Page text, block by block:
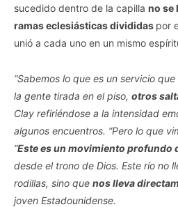
sucedido dentro de la capilla no se
ramas eclesiásticas divididas por
unió a cada uno en un mismo
“Sabemos lo que es un servicio
la gente tirada en el piso, otros
Clay refiriéndose a la intensidad
algunos encuentros. “Pero lo que
“Este es un movimiento profundo
desde el trono de Dios. Este río no
rodillas, sino que nos lleva
joven Estadounidense.